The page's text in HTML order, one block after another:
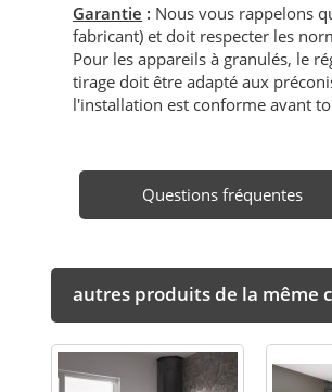
Garantie : Nous vous rappelons
fabricant) et doit respecter les
Pour les appareils à granulés, le
tirage doit être adapté aux
l'installation est conforme avant
Questions fréquentes
autres produits de la même